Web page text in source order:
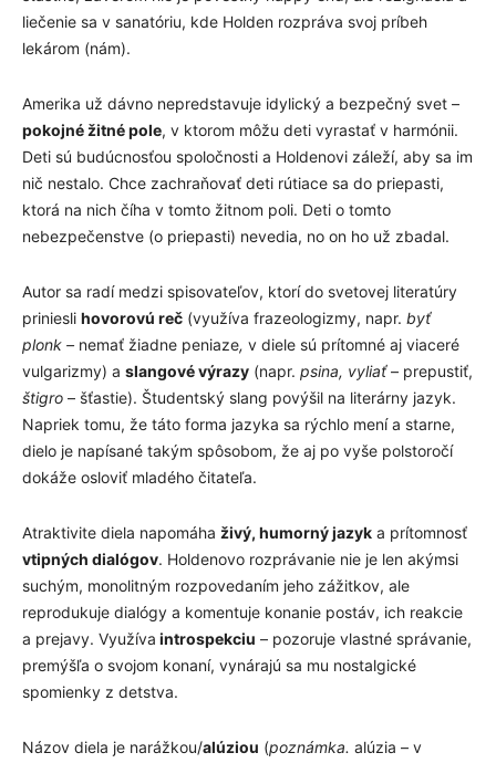
liečenie sa v sanatóriu, kde Holden rozpráva svoj príbeh
lekárom (nám).
Amerika už dávno nepredstavuje idylický a bezpečný svet –
pokojné žitné pole, v ktorom môžu deti vyrastať v harmónii.
Deti sú budúcnosťou spoločnosti a Holdenovi záleží, aby sa im
nič nestalo. Chce zachraňovať deti rútiace sa do priepasti,
ktorá na nich číha v tomto žitnom poli. Deti o tomto
nebezpečenstve (o priepasti) nevedia, no on ho už zbadal.
Autor sa radí medzi spisovateľov, ktorí do svetovej literatúry
priniesli hovorovú reč (využíva frazeologizmy, napr. byť
plonk – nemať žiadne peniaze, v diele sú prítomné aj viaceré
vulgarizmy) a slangové výrazy (napr. psina, vyliať– prepustiť,
štigro – šťastie). Študentský slang povýšil na literárny jazyk.
Napriek tomu, že táto forma jazyka sa rýchlo mení a starne,
dielo je napísané takým spôsobom, že aj po vyše polstoročí
dokáže osloviť mladého čitateľa.
Atraktivite diela napomáha živý, humorný jazyk a prítomnosť
vtipných dialógov. Holdenovo rozprávanie nie je len akýmsi
suchým, monolitným rozpovedaním jeho zážitkov, ale
reprodukuje dialógy a komentuje konanie postáv, ich reakcie
a prejavy. Využíva introspekciu – pozoruje vlastné správanie,
premýšľa o svojom konaní, vynárajú sa mu nostalgické
spomienky z detstva.
Názov diela je narážkou/alúziou (poznámka. alúzia – v